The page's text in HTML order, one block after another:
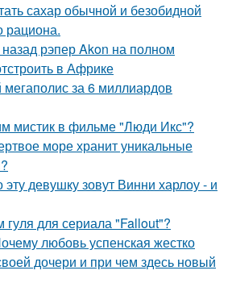
сахар обычной и безобидной
рациона.
рэпер Akon на полном
в Африке
за 6 миллиардов
мистик в фильме "Люди Икс"?
море хранит уникальные
эту девушку зовут Винни харлоу - и
гуля для сериала "Fallout"?
любовь успенская жестко
дочери и при чем здесь новый